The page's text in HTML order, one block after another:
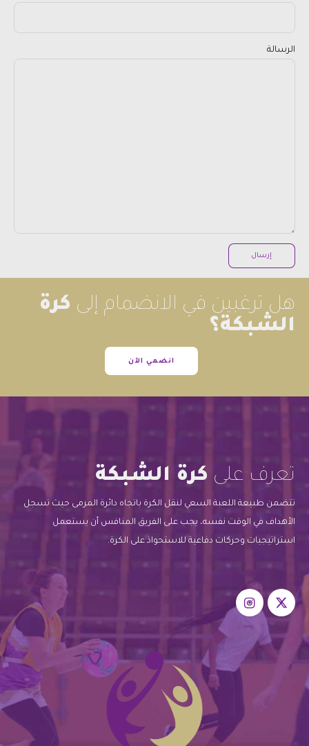
الرسالة
هل ترغبين في الانضمام إلى كرة
الشبكة؟
انضمي الآن
تعرف على كرة الشبكة
تتضمن طبيعة اللعبة السعي لنقل الكرة باتجاه دائرة المرمى حيث تسجل
الأهداف في الوقت نفسه، يجب على الفريق المنافس أن يستعمل
استراتيجيات وحركات دفاعية للاستحواذ على الكرة.